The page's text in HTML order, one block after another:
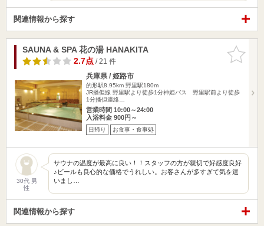
関連情報から探す
お気に入
りに追加
SAUNA & SPA 花の湯 HANAKITA
2.7点/ 21 件
兵庫県 / 姫路市
的形駅8.95km 野里駅180m
JR播但線 野里駅より徒歩1分神姫バス 野里駅前より徒歩
1分播但連絡…
営業時間 10:00～24:00
入浴料金 900円～
日帰り お食事・食事処
30代 男
性
サウナの温度が最高に良い！！スタッフの方が親切で好感度良好
♪ビールも良心的な価格でうれしい。お客さんが多すぎて気を遣
いまし…
関連情報から探す